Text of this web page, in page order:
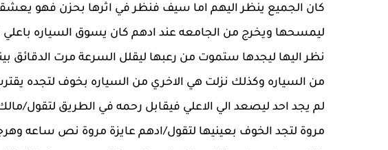
كان الجميع ينظر اليهم اما سيف فنظر في اثرها بحزن فهو
ليمسحها ويخرج من الجامعه عند ادهم كان يسوق السياره
نظر اليها ليجدها ستموت من رعبها ليقلل السرعة مرت
من السياره وكذلك نزلت هي الاخري من السياره بخوف لتجده
لم يجد احد ليصعد الي الاعلي فيقابل رحمه في الطريق لتقول/
مروة لتجد الخوف بعينيها لتقول/ادهم عايزة مروة نص ساعه